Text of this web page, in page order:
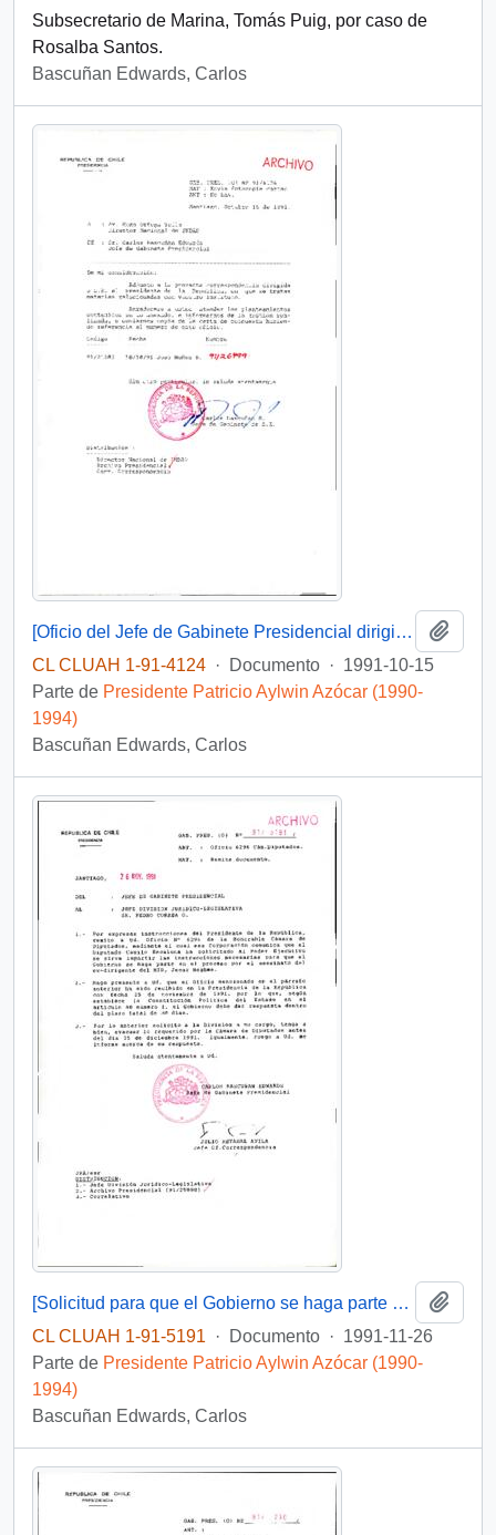
Subsecretario de Marina, Tomás Puig, por caso de
Rosalba Santos.
Bascuñan Edwards, Carlos
[Oficio del Jefe de Gabinete Presidencial dirigido al Director Nacional de INDAP]
CL CLUAH 1-91-4124 · Documento · 1991-10-15
Parte de Presidente Patricio Aylwin Azócar (1990-
1994)
Bascuñan Edwards, Carlos
[Solicitud para que el Gobierno se haga parte del proceso por el asesinato del ex-dirigente del MIR, Jecar Neghme]
CL CLUAH 1-91-5191
· Documento · 1991-11-26
Parte de Presidente Patricio Aylwin Azócar (1990-
1994)
Bascuñan Edwards, Carlos